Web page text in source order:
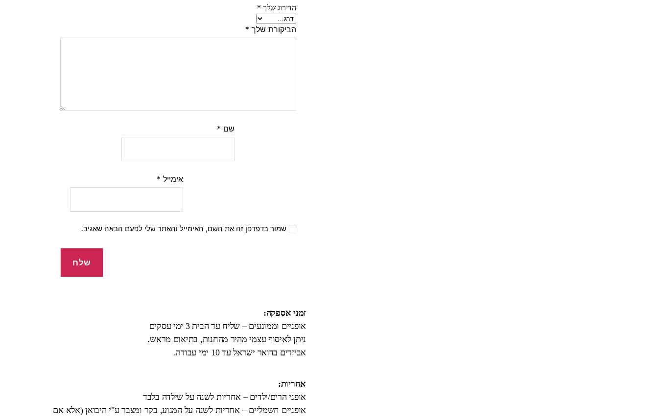
הדירוג שלך *
הביקורת שלך *
שם *
אימייל *
שמור בדפדפן זה את השם, האימייל והאתר שלי לפעם הבאה שאגיב.
זמני אספקה:
אופניים וממונעים – שליח עד הבית 3 ימי עסקים
ניתן לאיסוף עצמי מהיר מהחנות, בתיאום מראש.
אביזרים בדואר ישראל עד 10 ימי עבודה.
אחריות:
אופני הרים/ילדים – אחריות לשנה על שילדה בלבד
אופניים חשמליים – אחריות לשנה על המנוע, בקר ומצבר ע"י היבואן (אלא אם